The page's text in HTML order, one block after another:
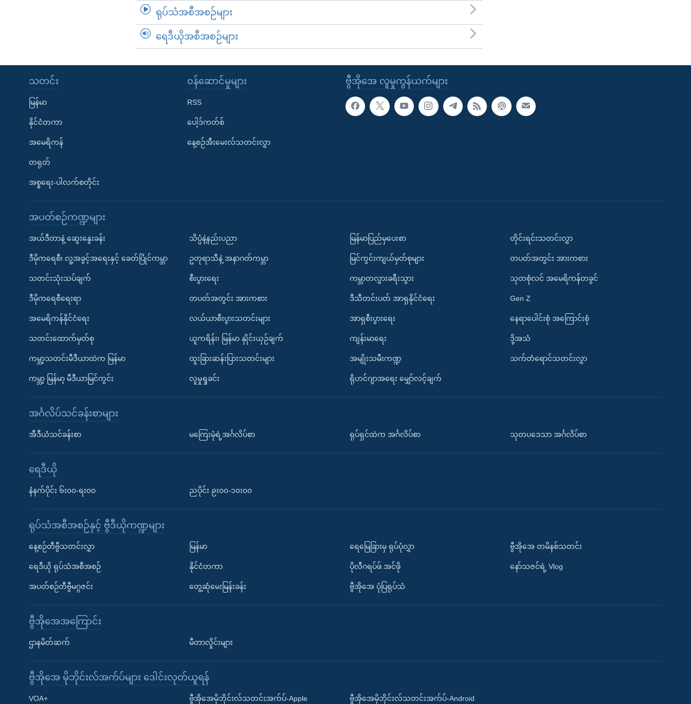
Learning English
ရုပ်သံအစီအစဉ်များ
ရေဒီယိုအစီအစဉ်များ
ဗွီအိုအေ လူမှုကွန်ယက်များ
သတင်း
မြန်မာ
နိုင်ငံတကာ
အမေရိကန်
တရုတ်
အစ္စရေး-ပါလက်စတိုင်း
၀န်ဆောင်မှုများ
RSS
ပေါ့ဒ်ကတ်စ်
နေ့စဉ်အီးမေးလ်သတင်းလွှာ
အပတ်စဉ်ကဏ္ဍများ
အယ်ဒီတာနဲ့ ဆွေးနွေးခန်း
ဒီမိုကရေစီ၊ လူ့အခွင့်အရေးနှင့် ခေတ်ပြိုင်ကမ္ဘာ
သတင်းသုံးသပ်ချက်
ဒီမိုကရေစီရေးရာ
အမေရိကန်နိုင်ငံရေး
သတင်းထောက်မှတ်စု
ကမ္ဘာ့သတင်းမီဒီယာထဲက မြန်မာ
ကမ္ဘာ့ မြန်မာ့ မီဒီယာမြင်ကွင်း
သိပ္ပံနဲ့နည်းပညာ
ဥတုရာသီနဲ့ အနာဂတ်ကမ္ဘာ
စီးပွားရေး
တပတ်အတွင်း အားကစား
လယ်ယာစီးပွားသတင်းများ
ယူကရိန်း၊ မြန်မာ နှိုင်းယှဉ်ချက်
ထူးခြားဆန်းပြားသတင်းများ
လူမှုရှုခင်း
မြန်မာပြည်မှပေးစာ
မြင်ကွင်းကျယ်မှတ်စုများ
ကမ္ဘာတလွှားခရီးသွား
ဒီသီတင်းပတ် အာရှနိုင်ငံရေး
အာရှစီးပွားရေး
ကျန်းမာရေး
အမျိုးသမီးကဏ္ဍ
ရိုဟင်ဂျာအရေး မျှော်လင့်ချက်
တိုင်းရင်းသတင်းလွှာ
တပတ်အတွင်း အားကစား
သုတစုံလင် အမေရိကန်တခွင်
Gen Z
နေရာပေါင်းစုံ အကြောင်းစုံ
ဒို့အသံ
သက်တံရောင်သတင်းလွှာ
အင်္ဂလိပ်သင်ခန်းစာများ
အီဒီယံသင်ခန်းစာ မကြေးမုံရဲ့အင်္ဂလိပ်စာ ရုပ်ရှင်ထဲက အင်္ဂလိပ်စာ သုတပဒေသာ အင်္ဂလိပ်စာ
ရေဒီယို
နံနက်ပိုင်း ၆း၀၀-ရး၀၀ ညပိုင်း ၉း၀၀-၁၀း၀၀
ရုပ်သံအစီအစဉ်နှင့် ဗွီဒီယိုကဏ္ဍများ
နေ့စဉ်တီဗွီသတင်းလွှာ
ရေဒီယို ရုပ်သံအစီအစဉ်
အပတ်စဉ်တီဗွီမဂ္ဂဇင်း
မြန်မာ
နိုင်ငံတကာ
တွေ့ဆုံမေးမြန်းခန်း
ရေမြေခြားမှ ရုပ်ပုံလွှာ
ပိုလီဂရပ်ဖ်.အင်ဖို
ဗွီအိုအေ ပုံပြရုပ်သံ
ဗွီအိုအေ တမိနစ်သတင်း
နော်သဇင်ရဲ့ Vlog
ဗွီအိုအေအကြောင်း
ဌာနမိတ်ဆက် မီတာလှိုင်းများ
ဗွီအိုအေ မိုဘိုင်းလ်အက်ပ်များ ဒေါင်းလုတ်ယူရန်
VOA+ ဗွီအိုအေမိုဘိုင်းလ်သတင်းအက်ပ်-Apple ဗွီအိုအေမိုဘိုင်းလ်သတင်းအက်ပ်-Android